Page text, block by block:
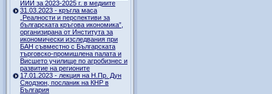
ИИИ за 2023-2025 г. в медиите
31.03.2023 - кръгла маса
„Реалности и перспективи за
българската кръгова икономика”,
организирана от Института за
икономически изследвания при
БАН съвместно с Българската
търговско-промишлена палата и
Висшето училище по агробизнес и
развитие на регионите
17.01.2023 - лекция на Н.Пр. Дун
Сяодзюн, посланик на КНР в
България